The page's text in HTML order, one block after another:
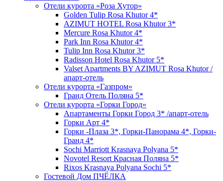
Отели курорта «Роза Хутор»
Golden Tulip Rosa Khutor 4*
AZIMUT HOTEL Rosa Khutor 3*
Mercure Rosa Khutor 4*
Park Inn Rosa Khutor 4*
Tulip Inn Rosa Khutor 3*
Radisson Hotel Rosa Khutor 5*
Valset Apartments BY AZIMUT Rosa Khutor /
апарт-отель
Отели курорта «Газпром»
Гранд Отель Поляна 5*
Отели курорта «Горки Город»
Апартаменты Горки Город 3* /апарт-отель
Горки Арт 4*
Горки -Плаза 3*, Горки-Панорама 4*, Горки-
Гранд 4*
Sochi Marriott Krasnaya Polyana 5*
Novotel Resort Красная Поляна 5*
Rixos Krasnaya Polyana Sochi 5*
Гостевой Дом ПЧЁЛКА